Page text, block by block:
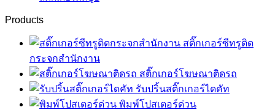
Products
สติ๊กเกอร์ซีทรูติด
กระจกสำนักงาน
สติ๊กเกอร์โฆษณาติดรถ
รับปริ้นสติ๊กเกอร์ไดคัท
พิมพ์โปสเตอร์ด่วน